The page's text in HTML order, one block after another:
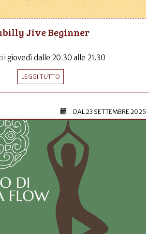
Jive Beginner
i giovedì dalle 20.30 alle 21.30
LEGGI TUTTO
DAL23 SETTEMBRE 2025